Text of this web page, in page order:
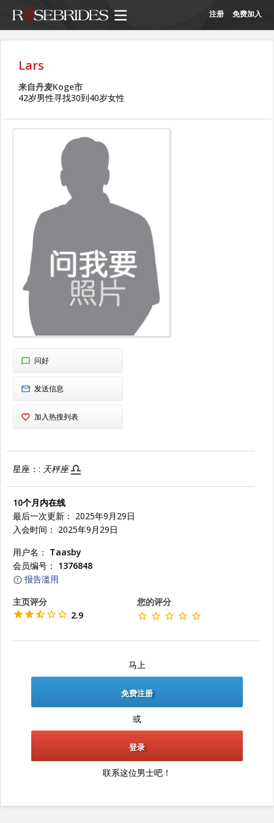
注册 免费加入
Lars
来自丹麦Koge市
42岁男性寻找30到40岁女性
问好
发送信息
加入热搜列表
星座：: 天秤座
10个月内在线
最后一次更新： 2025年9月29日
入会时间： 2025年9月29日
用户名： Taasby
会员编号： 1376848
报告滥用
主页评分
2.9
您的评分
马上
免费注册
或
登录
联系这位男士吧！